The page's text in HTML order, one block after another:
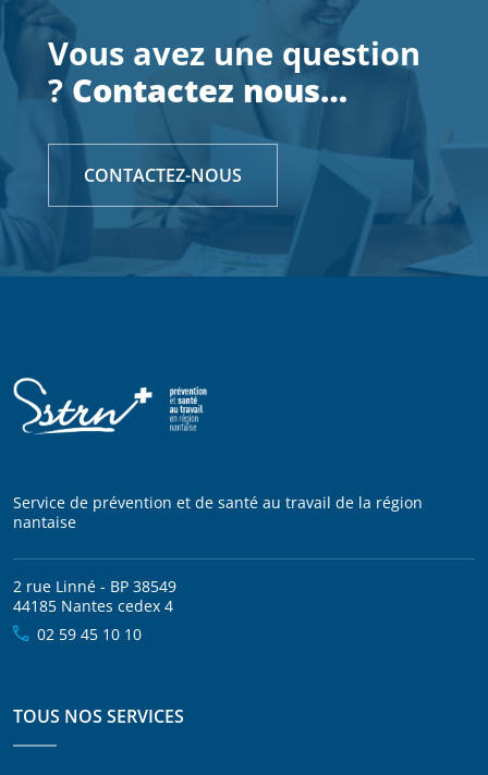
Vous avez une question
?Contactez nous…
CONTACTEZ-NOUS
Service de prévention et de santé au travail de la région
nantaise
2 rue Linné - BP 38549
44185 Nantes cedex 4
02 59 45 10 10
TOUS NOS SERVICES